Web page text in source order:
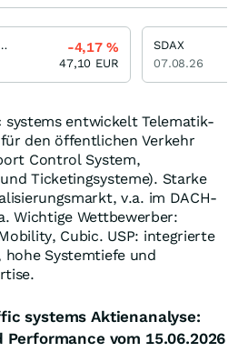
entwickelt Telematik-
den öffentlichen Verkehr
Control System,
Ticketingsysteme). Starke
v.a. im DACH-
Wichtige Wettbewerber:
Cubic. USP: integrierte
Systemtiefe und
systems Aktienanalyse:
vom 15.06.2026
in traffic systems
-4,17%
47,10 EUR
SDAX
07.08.26